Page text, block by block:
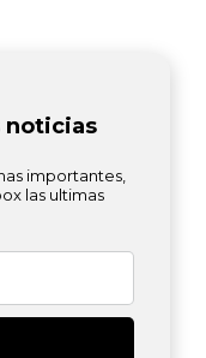
noticias
importantes,
las ultimas